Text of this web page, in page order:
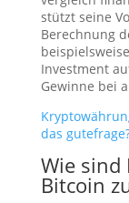
stützt seine
Berechnung
Investment
Gewinne bei
das
Wie sind
Bitcoin